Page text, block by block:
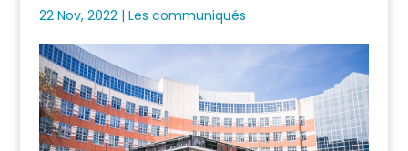
22 Nov, 2022| Les communiqués